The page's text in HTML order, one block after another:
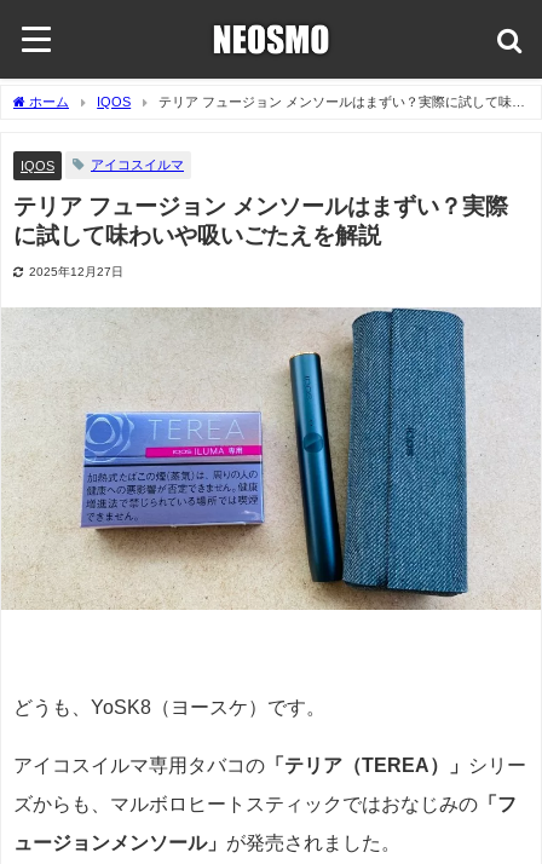
ホーム IQOS
テリア フュージョン メンソールはまずい？実際に試して味わ
IQOS アイコスイルマ
テリア フュージョン メンソールはまずい？実際
に試して味わいや吸いごたえを解説
2025年12月27日
どうも、YoSK8（ヨースケ）です。
アイコスイルマ専用タバコの 「テリア（TEREA）」
シリー
ズからも、マルボロヒートスティックではおなじみの 「フ
ュージョンメンソール」 が発売されました。